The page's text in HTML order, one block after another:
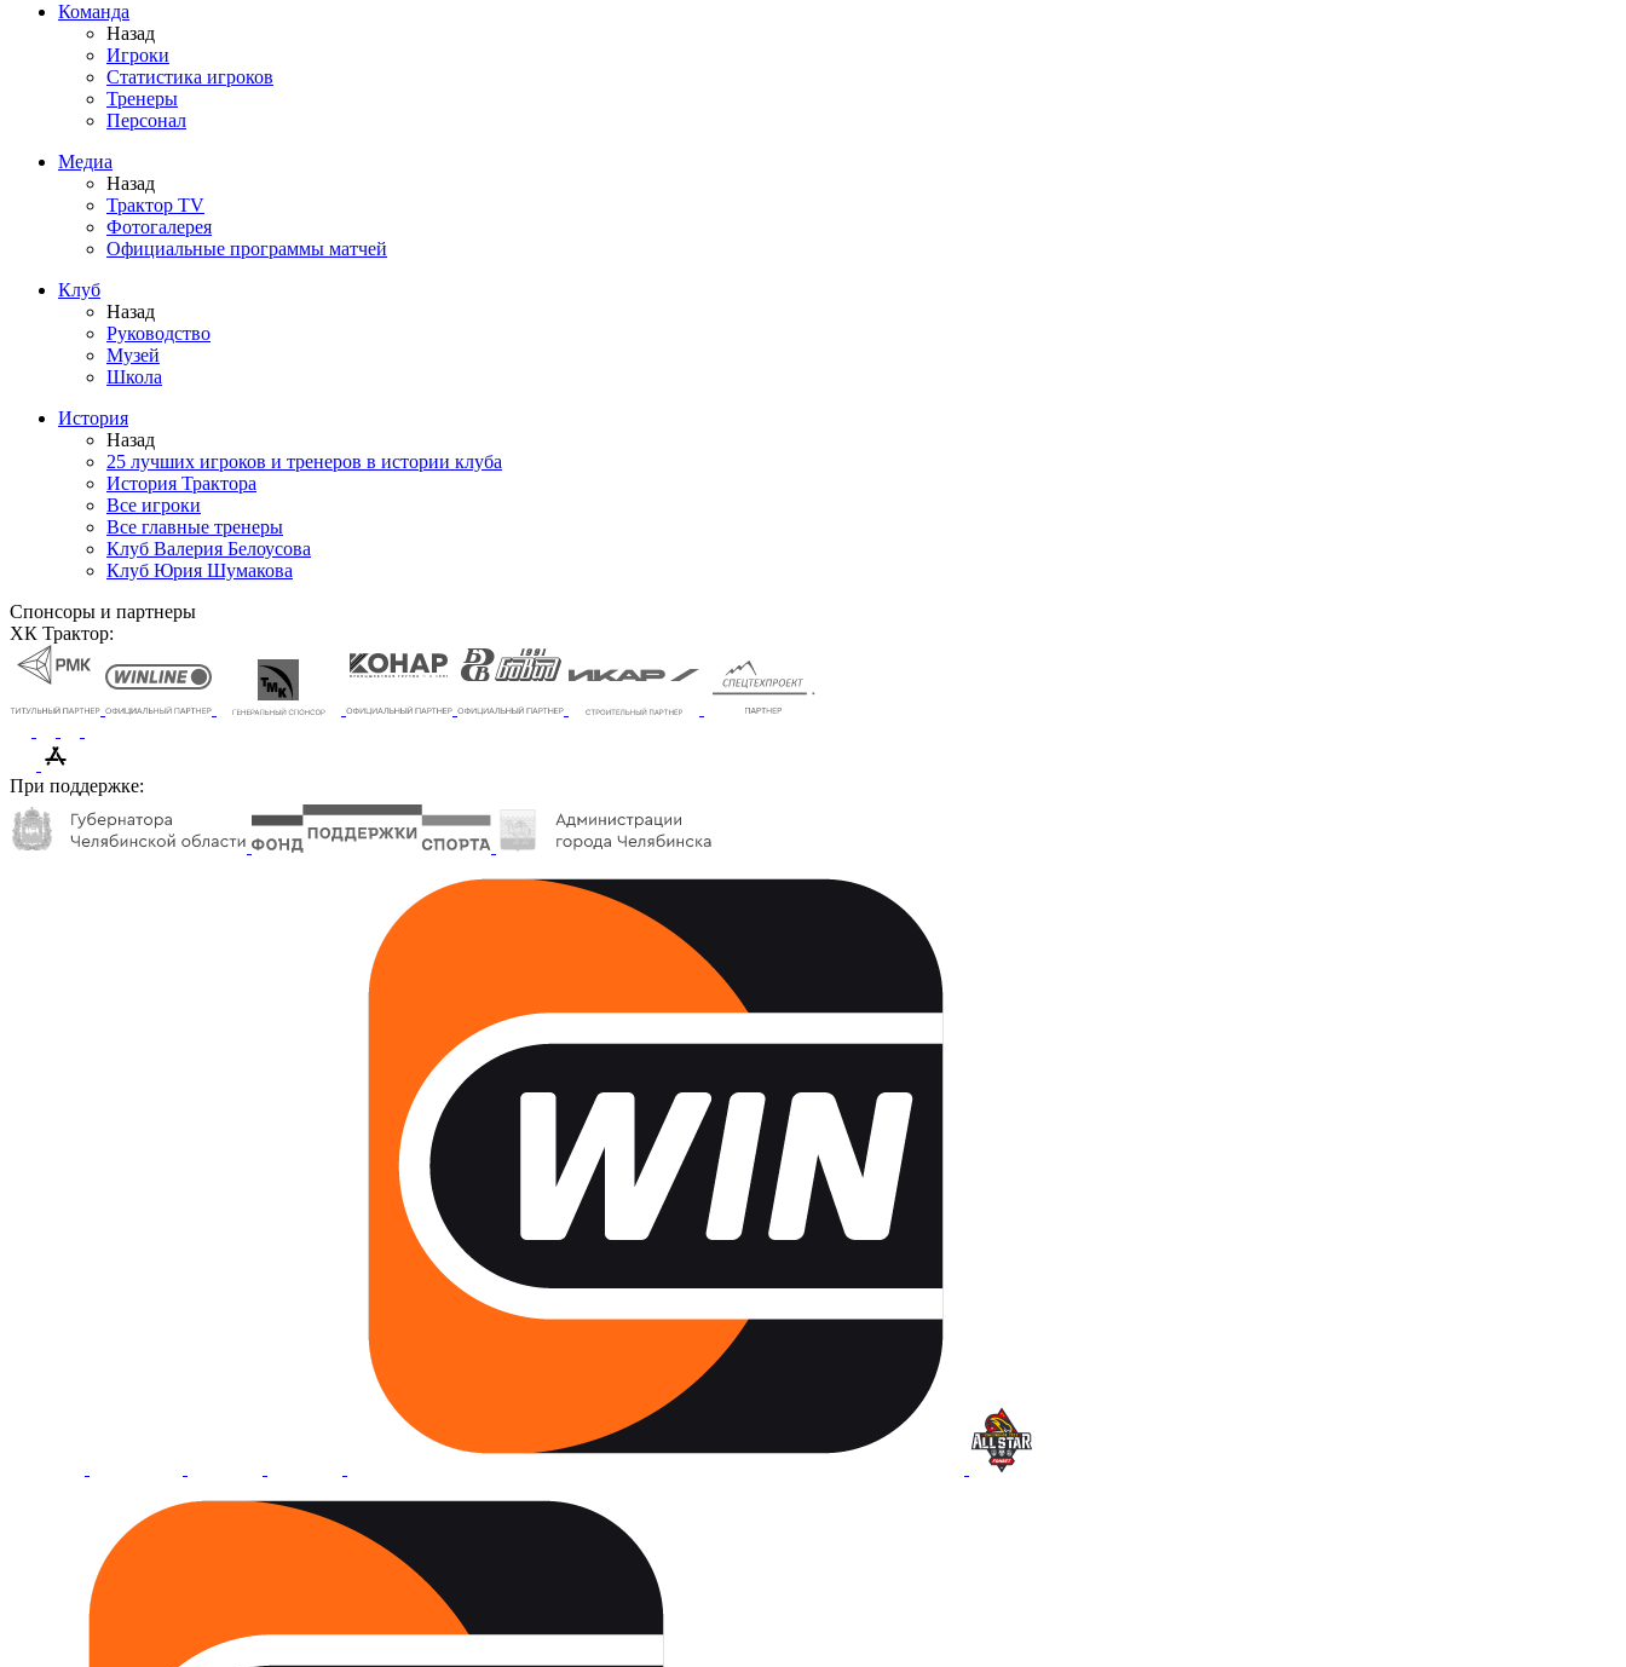
Команда
Назад
Игроки
Статистика игроков
Тренеры
Персонал
Медиа
Назад
Трактор TV
Фотогалерея
Официальные программы матчей
Клуб
Назад
Руководство
Музей
Школа
История
Назад
25 лучших игроков и тренеров в истории клуба
История Трактора
Все игроки
Все главные тренеры
Клуб Валерия Белоусова
Клуб Юрия Шумакова
Спонсоры и партнеры
ХК Трактор:
При поддержке: